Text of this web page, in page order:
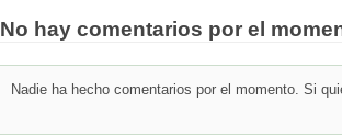
No hay comentarios por el
Nadie ha hecho comentarios por el momento. Si